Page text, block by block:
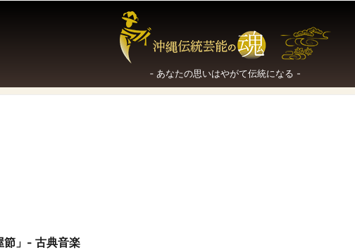
‐ あなたの思いはやがて伝統になる -
節」- 古典音楽